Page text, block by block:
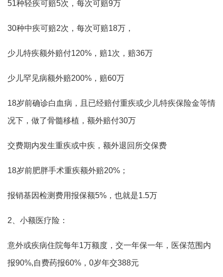
51种轻疾可赔5次，每次可赔9万
30种中疾可赔2次，每次可赔18万，
少儿特疾额外赔付120%，赔1次，赔36万
少儿罕见病额外赔200%，赔60万
18岁前确诊白血病，且已经赔付重疾或少儿特疾保险金等情
况下，做了骨髓移植，额外赔付30万
交费期内发生重疾或中疾，额外退回所交保费
18岁前肥胖手术重疾额外赔20%；
报销基因检测费用报保额5%，也就是1.5万
2、小额医疗险：
意外或疾病住院每年1万额度，交一年保一年，医保范围内
报90%,自费药报60%，0岁年交388元